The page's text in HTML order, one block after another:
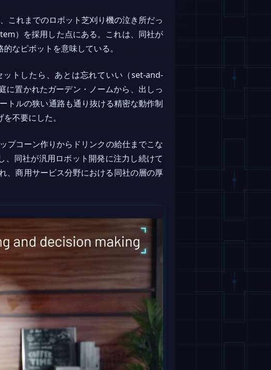
これまでのロボット芝刈り機の泣き所だっ
）を採用した点にある。これは、同社が
なピボットを意味している。
トしたら、あとは忘れていい（set-and-
置かれたガーデン・ノームから、出しっ
トルの狭い通路も通り抜ける精密な動作制
不要にした。
プコーン作りからドリンクの給仕までこな
、同社が汎用ロボット開発に注力し続けて
、商用サービス分野における同社の層の厚